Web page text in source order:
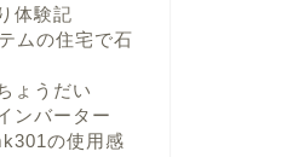
体験記
ムの住宅で石
ょうだい
ンバーター
の使用感